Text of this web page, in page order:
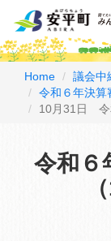
Home 議会中
令和６年決算
10月31日 令
令和６